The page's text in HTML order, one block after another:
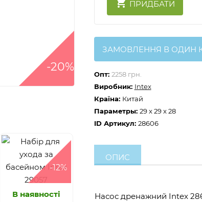
-20%
-12%
В наявності
ПРИДБАТИ
ЗАМОВЛЕННЯ В ОДИН
Опт: 2258 грн.
Виробник: Intex
Країна: Китай
Параметры: 29 x 29 x 28
ID Артикул: 28606
ОПИС
Насос дренажний Intex